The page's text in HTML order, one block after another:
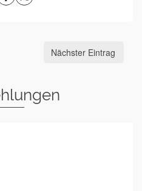
Nächster Eintrag